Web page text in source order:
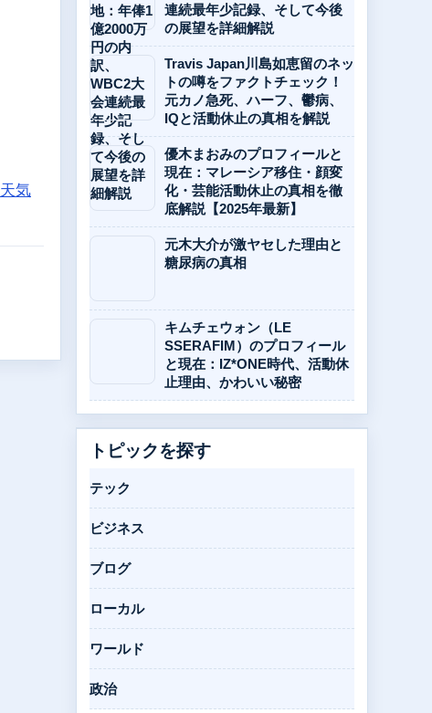
天気
連続最年少記録、そして今後
の展望を詳細解説
Travis Japan川島如恵留のネッ
トの噂をファクトチェック！
元カノ急死、ハーフ、鬱病、
IQと活動休止の真相を解説
優木まおみのプロフィールと
現在：マレーシア移住・顔変
化・芸能活動休止の真相を徹
底解説【2025年最新】
元木大介が激ヤセした理由と
糖尿病の真相
キムチェウォン（LE
SSERAFIM）のプロフィール
と現在：IZ*ONE時代、活動休
止理由、かわいい秘密
トピックを探す
テック
ビジネス
ブログ
ローカル
ワールド
政治